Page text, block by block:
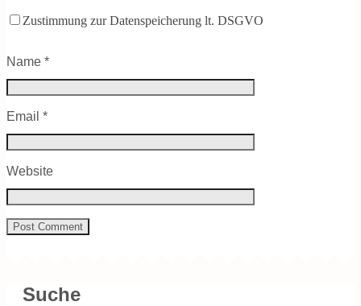
Zustimmung zur Datenspeicherung lt. DSGVO
Name *
Email *
Website
Suche